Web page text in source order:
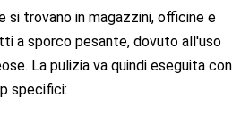
si trovano in magazzini, officine e
a sporco pesante, dovuto all'uso
La pulizia va quindi eseguita con
specifici: